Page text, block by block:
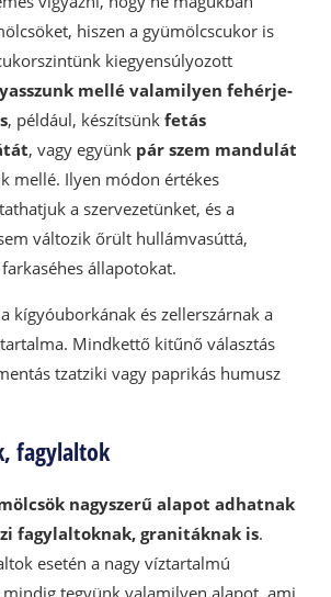
hiszen a gyümölcscukor is
kiegyensúlyozott
mellé valamilyen fehérje-
, például, készítsünk fetás
, vagy együnk pár szem mandulát
mellé. Ilyen módon értékes
a szervezetünket, és a
változik őrült hullámvasúttá,
állapotokat.
kígyóuborkának és zellerszárnak a
Mindkettő kitűnő választás
tzatziki vagy paprikás humusz
fagylaltok
nagyszerű alapot adhatnak
fagylaltoknak, granitáknak is.
esetén a nagy víztartalmú
tegyünk valamilyen alapot, ami